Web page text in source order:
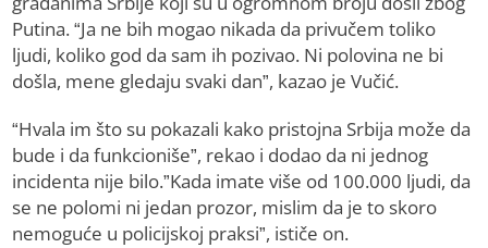
Putina. “Ja ne bih mogao nikada da privučem toliko
ljudi, koliko god da sam ih pozivao. Ni polovina ne bi
došla, mene gledaju svaki dan”, kazao je Vučić.
“Hvala im što su pokazali kako pristojna Srbija može da
bude i da funkcioniše”, rekao i dodao da ni jednog
incidenta nije bilo.”Kada imate više od 100.000 ljudi, da
se ne polomi ni jedan prozor, mislim da je to skoro
nemoguće u policijskoj praksi”, ističe on.